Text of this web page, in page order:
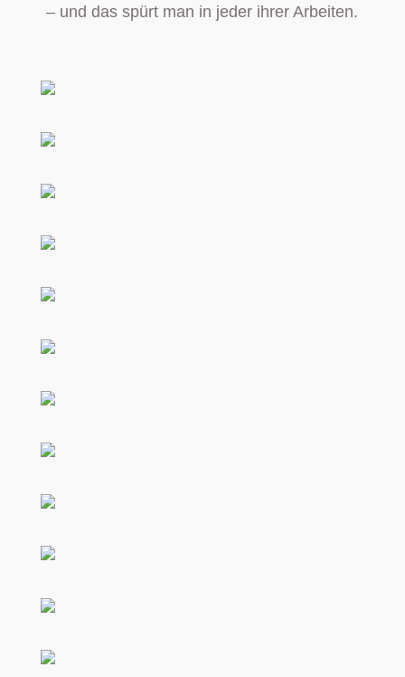
– und das spürt man in jeder ihrer Arbeiten.